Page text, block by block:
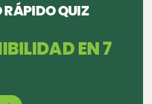
RÁPIDO QUIZ
EN 7